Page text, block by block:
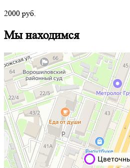
2000 руб.
Мы находимся